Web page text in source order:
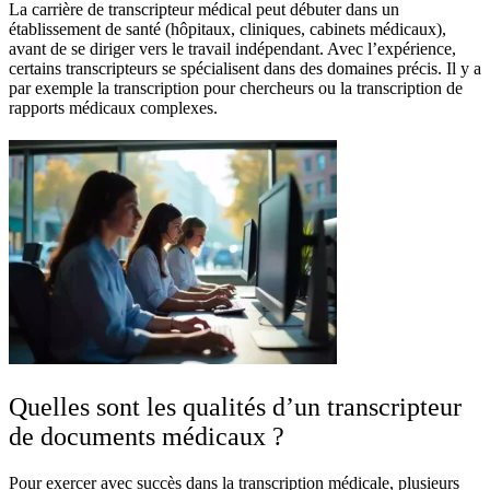
La carrière de transcripteur médical peut débuter dans un
établissement de santé (hôpitaux, cliniques, cabinets médicaux),
avant de se diriger vers le travail indépendant. Avec l’expérience,
certains transcripteurs se spécialisent dans des domaines précis. Il y a
par exemple la transcription pour chercheurs ou la transcription de
rapports médicaux complexes.
Quelles sont les qualités d’un transcripteur
de documents médicaux ?
Pour exercer avec succès dans la transcription médicale, plusieurs